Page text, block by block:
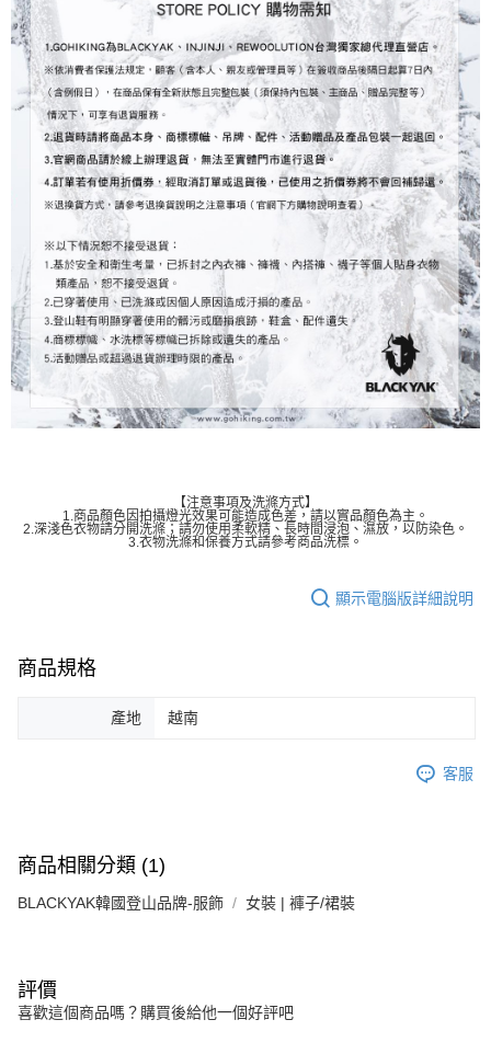
【注意事項及洗滌方式】
1.商品顏色因拍攝燈光效果可能造成色差，請以實品顏色為主。
2.深淺色衣物請分開洗滌；請勿使用柔軟精、長時間浸泡、濕放，以防染色。
3.衣物洗滌和保養方式請參考商品洗標。
顯示電腦版詳細說明
商品規格
產地 越南
客服
商品相關分類 (1)
BLACKYAK韓國登山品牌-服飾 女裝 | 褲子/裙裝
評價
喜歡這個商品嗎？購買後給他一個好評吧